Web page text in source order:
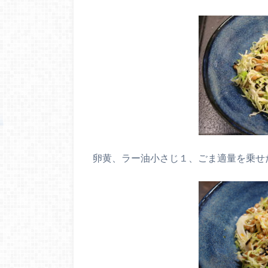
卵黄、ラー油小さじ１、ごま適量を乗せ